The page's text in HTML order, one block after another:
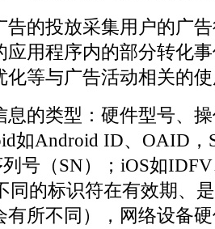
告的投放采集用户的广
应用程序内的部分转化
化等与广告活动相关的
息的类型：硬件型号、
如Android ID、OAID，
号（SN）；iOS如
同的标识符在有效期、
有所不同），网络设备